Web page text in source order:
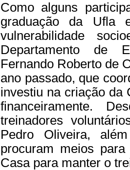
Como alguns
graduação da Ufla
vulnerabilidade
Departamento de
Fernando Roberto de
ano passado, que
investiu na criação da
financeiramente.
treinadores
Pedro Oliveira,
procuram meios
Casa para manter o